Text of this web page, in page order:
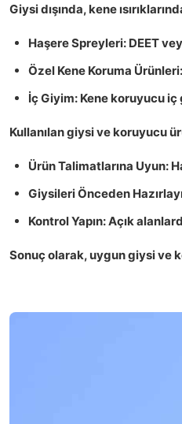
Giysi dışında, kene
Haşere Spreyleri: DEET
Özel Kene Koruma Ürünleri:
İç Giyim: Kene koruyucu iç
Kullanılan giysi ve koruyucu
Ürün Talimatlarına Uyun:
Giysileri Önceden
Kontrol Yapın:Açık
Sonuç olarak, uygun giysi ve